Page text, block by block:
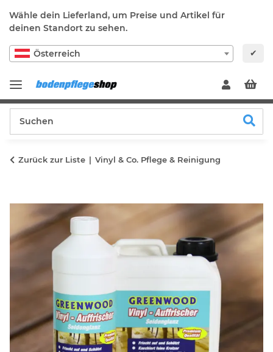
Wähle dein Lieferland, um Preise und Artikel für
deinen Standort zu sehen.
Österreich ✔
Zurück zur Liste Vinyl & Co. Pflege & Reinigung